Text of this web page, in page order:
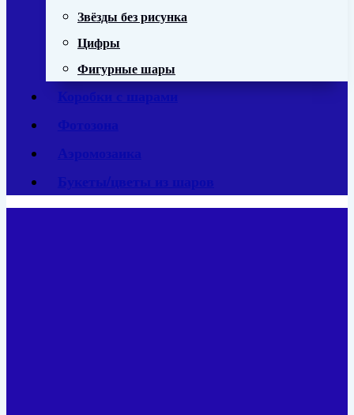
Звёзды без рисунка
Цифры
Фигурные шары
Коробки с шарами
Фотозона
Аэромозаика
Букеты/цветы из шаров